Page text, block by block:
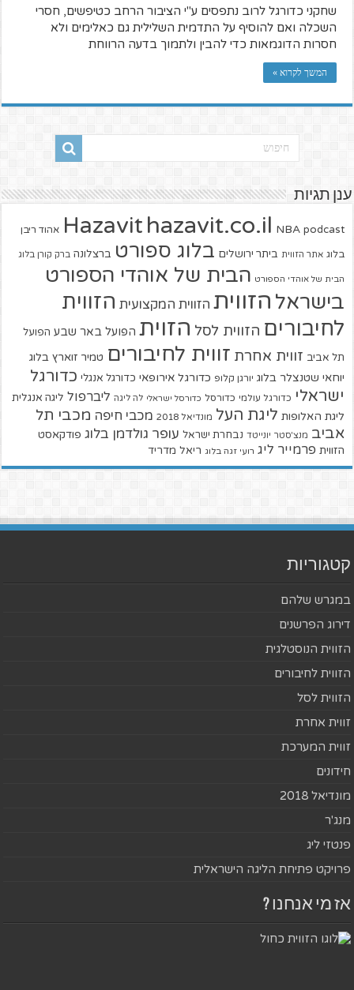
שחקני כדורגל לרוב נתפסים ע"י הציבור הרחב כטיפשים, חסרי
השכלה ואם להוסיף על התדמית השלילית גם כאלימים ולא
חסרות הדוגמאות כדי להבין ולתמוך בדעה הרווחת
המשך לקרוא »
ענן תגיות
Hazavit hazavit.co.il NBA podcast אהוד ריבן
בלוג אתר הזווית ביתר ירושלים בלוג ספורט ברצלונה ברק קורן בלוג
הבית של אוהדי הספורט הבית של אוהדי הספורט
בישראל הזווית הזווית המקצועית הזווית
לחיבורים הזווית לסל הזוית הפועל באר שבע הפועל
תל אביב זווית אחרת זווית לחיבורים טמיר זוארץ בלוג
יוחאי שטנצלר בלוג יורגן קלופ כדורגל אירופאי כדורגל אנגלי כדורגל
ישראלי כדורגל עולמי כדורסל כדורסל ישראלי לה ליגה ליברפול ליגה אנגלית
ליגת האלופות ליגת העל מונדיאל 2018 מכבי חיפה מכבי תל
אביב מנצ'סטר יונייטד נבחרת ישראל עופר גולדמן בלוג פודקאסט
הזווית פרמייר ליג רועי זגה בלוג ריאל מדריד
קטגוריות
במגרש שלהם
דירוג הפרשנים
הזווית הנוסטלגית
הזווית לחיבורים
הזווית לסל
זווית אחרת
זווית המערכת
חידונים
מונדיאל 2018
מנג'ר
פנטזי ליג
פרויקט פתיחת הליגה הישראלית
אז מי אנחנו ?